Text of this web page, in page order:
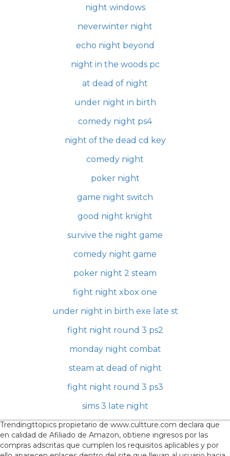
night windows
neverwinter night
echo night beyond
night in the woods pc
at dead of night
under night in birth
comedy night ps4
night of the dead cd key
comedy night
poker night
game night switch
good night knight
survive the night game
comedy night game
poker night 2 steam
fight night xbox one
under night in birth exe late st
fight night round 3 ps2
monday night combat
steam at dead of night
fight night round 3 ps3
sims 3 late night
Trendingttopics propietario de www.cultture.com declara que
en calidad de Afiliado de Amazon, obtiene ingresos por las
compras adscritas que cumplen los requisitos aplicables y por